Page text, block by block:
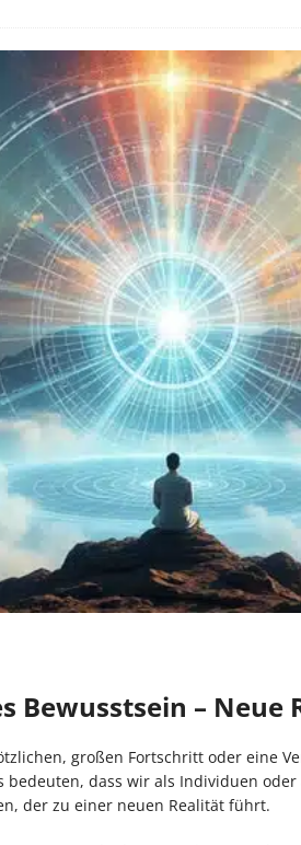
Bewusstsein – Neue
großen Fortschritt oder eine
bedeuten, dass wir als Individuen
der zu einer neuen Realität führt.